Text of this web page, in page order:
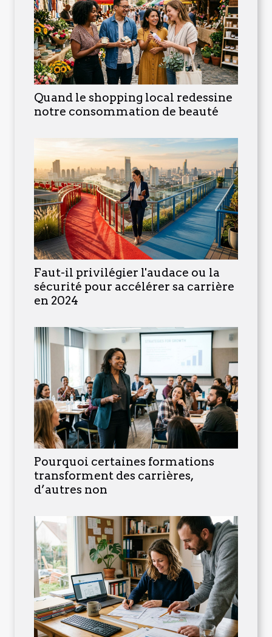
Quand le shopping local redessine
notre consommation de beauté
Faut-il privilégier l'audace ou la
sécurité pour accélérer sa carrière
en 2024
Pourquoi certaines formations
transforment des carrières,
d’autres non